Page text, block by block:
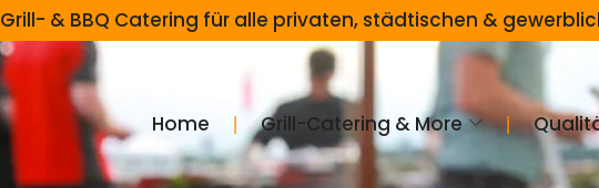
Grill- & BBQ Catering für alle privaten, städtischen &
Home ❘ Grill-Catering & More ❘